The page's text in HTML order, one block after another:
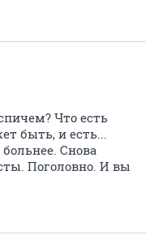
Что есть
быть, и есть...
Снова
Поголовно. И вы